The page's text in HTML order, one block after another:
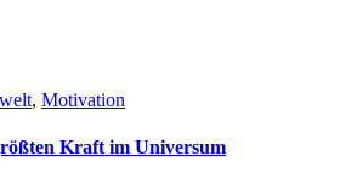
, Motivation
Kraft im Universum